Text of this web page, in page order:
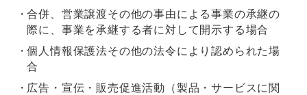
合併、営業譲渡その他の事由による事業の承継の
際に、事業を承継する者に対して開示する場合
個人情報保護法その他の法令により認められた場
合
広告・宣伝・販売促進活動（製品・サービスに関